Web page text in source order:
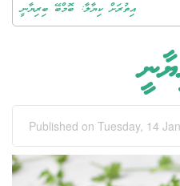
އިތުރަށް ކިޔާލާ: ބޮމްބޭ ބިރިޔާނީ
Published on Tuesday, 14